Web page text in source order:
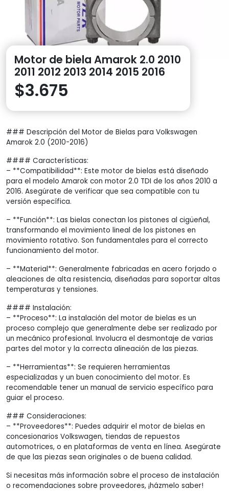
Motor de biela Amarok 2.0 2010
2011 2012 2013 2014 2015 2016
$3.675
### Descripción del Motor de Bielas para Volkswagen
Amarok 2.0 (2010-2016)
#### Características:
– **Compatibilidad**: Este motor de bielas está diseñado
para el modelo Amarok con motor 2.0 TDI de los años 2010 a
2016. Asegúrate de verificar que sea compatible con tu
versión específica.
– **Función**: Las bielas conectan los pistones al cigüeñal,
transformando el movimiento lineal de los pistones en
movimiento rotativo. Son fundamentales para el correcto
funcionamiento del motor.
– **Material**: Generalmente fabricadas en acero forjado o
aleaciones de alta resistencia, diseñadas para soportar altas
temperaturas y tensiones.
#### Instalación:
– **Proceso**: La instalación del motor de bielas es un
proceso complejo que generalmente debe ser realizado por
un mecánico profesional. Involucra el desmontaje de varias
partes del motor y la correcta alineación de las piezas.
– **Herramientas**: Se requieren herramientas
especializadas y un buen conocimiento del motor. Es
recomendable tener un manual de servicio específico para
guiar el proceso.
### Consideraciones:
– **Proveedores**: Puedes adquirir el motor de bielas en
concesionarios Volkswagen, tiendas de repuestos
automotrices, o en plataformas de venta en línea. Asegúrate
de que las piezas sean originales o de buena calidad.
Si necesitas más información sobre el proceso de instalación
o recomendaciones sobre proveedores, ¡házmelo saber!